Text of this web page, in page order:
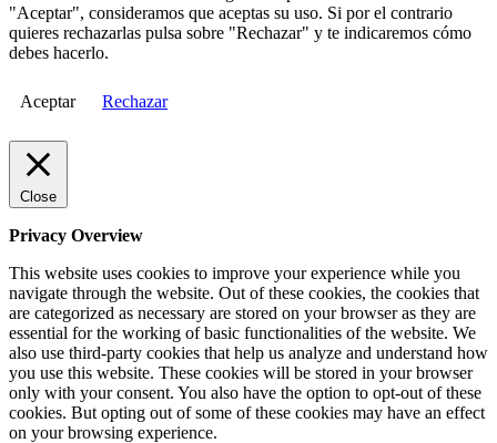
"Aceptar", consideramos que aceptas su uso. Si por el contrario
quieres rechazarlas pulsa sobre "Rechazar" y te indicaremos cómo
debes hacerlo.
Aceptar Rechazar
Close
Privacy Overview
This website uses cookies to improve your experience while you
navigate through the website. Out of these cookies, the cookies that
are categorized as necessary are stored on your browser as they are
essential for the working of basic functionalities of the website. We
also use third-party cookies that help us analyze and understand how
you use this website. These cookies will be stored in your browser
only with your consent. You also have the option to opt-out of these
cookies. But opting out of some of these cookies may have an effect
on your browsing experience.